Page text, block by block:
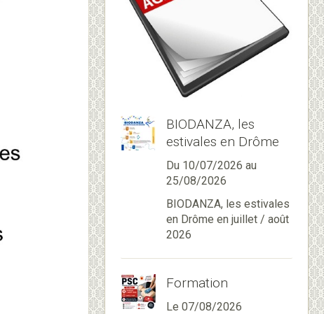
BIODANZA, les
estivales en Drôme
Du 10/07/2026 au
25/08/2026
BIODANZA, les estivales
en Drôme en juillet / août
2026
Formation
Le 07/08/2026